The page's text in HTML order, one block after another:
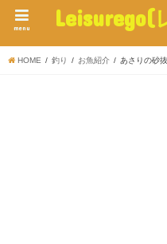
menu
HOME 釣り お魚紹介 あさりの砂